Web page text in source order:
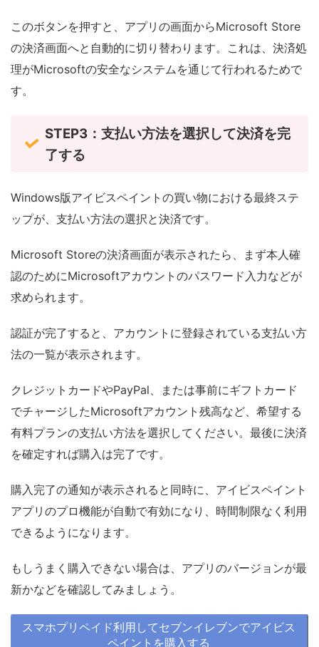
このボタンを押すと、アプリの画面からMicrosoft Store
の決済画面へと自動的に切り替わります。これは、決済処
理がMicrosoftの安全なシステムを通じて行われるためで
す。
STEP3：支払い方法を選択して決済を完
了する
Windows版アイビスペイントの買い物における最終ステ
ップが、支払い方法の選択と決済です。
Microsoft Storeの決済画面が表示されたら、まず本人確
認のためにMicrosoftアカウントのパスワード入力などが
求められます。
認証が完了すると、アカウントに登録されている支払い方
法の一覧が表示されます。
クレジットカードやPayPal、または事前にギフトカード
でチャージしたMicrosoftアカウント残高など、希望する
有料プランの支払い方法を選択してください。最後に決済
を確定すれば購入は完了です。
購入完了の通知が表示されると同時に、アイビスペイント
アプリのプロ機能が自動で有効になり、時間制限なく利用
できるようになります。
もしうまく購入できない場合は、アプリのバージョンが最
新かなどを確認してみましょう。
スマホプリペイド利用してセブンイレブンでアイビス
ペイントを購入する